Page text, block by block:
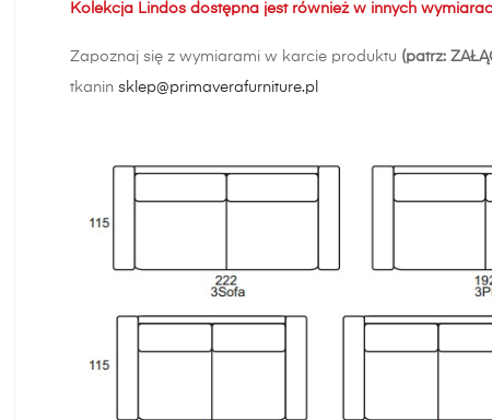
Kolekcja Lindos dostępna jest również w innych
Zapoznaj się z wymiarami w karcie produktu (patrz:
tkanin sklep@primaverafurniture.pl